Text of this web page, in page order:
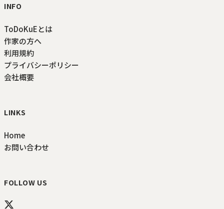
INFO
ToDoKuEとは
作家の方へ
利用規約
プライバシーポリシー
会社概要
LINKS
Home
お問い合わせ
FOLLOW US